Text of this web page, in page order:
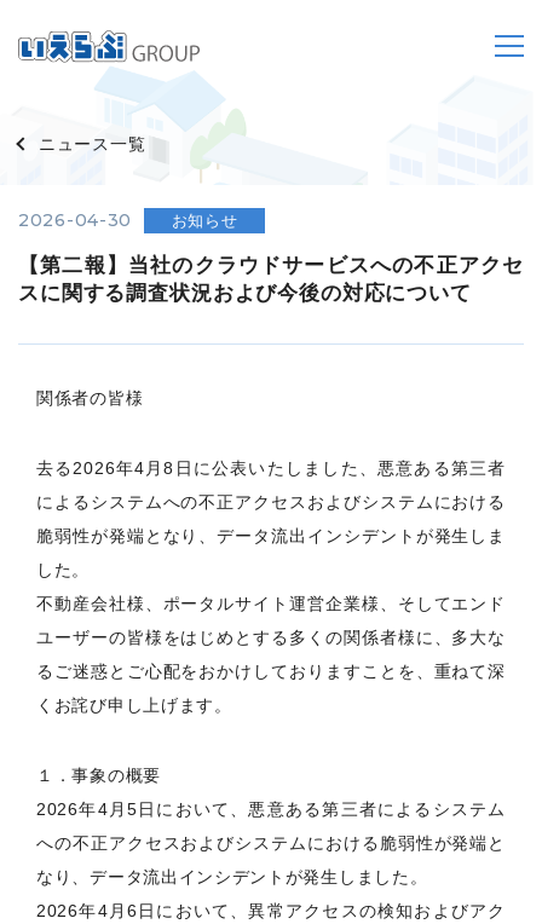
ニュース一覧
2026-04-30 お知らせ
【第二報】当社のクラウドサービスへの不正アクセ
スに関する調査状況および今後の対応について
関係者の皆様
去る2026年4月8日に公表いたしました、悪意ある第三者
によるシステムへの不正アクセスおよびシステムにおける
脆弱性が発端となり、データ流出インシデントが発生しま
した。
不動産会社様、ポータルサイト運営企業様、そしてエンド
ユーザーの皆様をはじめとする多くの関係者様に、多大な
るご迷惑とご心配をおかけしておりますことを、重ねて深
くお詫び申し上げます。
１．事象の概要
2026年4月5日において、悪意ある第三者によるシステム
への不正アクセスおよびシステムにおける脆弱性が発端と
なり、データ流出インシデントが発生しました。
2026年4月6日において、異常アクセスの検知およびアク